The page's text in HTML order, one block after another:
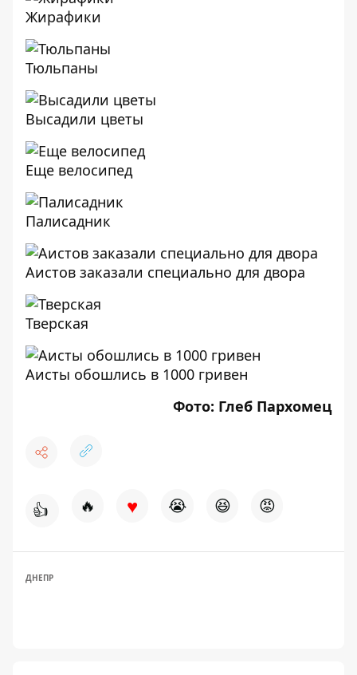
Жирафики
Тюльпаны
Высадили цветы
Еще велосипед
Палисадник
Аистов заказали специально для двора
Тверская
Аисты обошлись в 1000 гривен
Фото: Глеб Пархомец
👍 🔥 ♥ 😭 😆 😡
ДНЕПР